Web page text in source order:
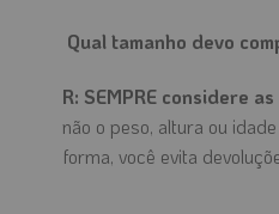
Qual tamanho devo
R: SEMPRE considere
não o peso, altura ou
forma, você evita